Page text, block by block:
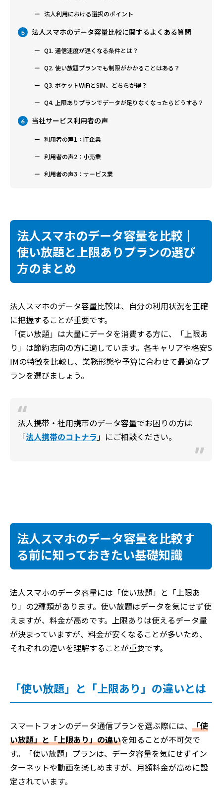
法人利用における選択のポイント
5 法人スマホのデータ容量比較に関するよくある質問
Q1. 通信速度が遅くなる条件とは？
Q2. 使い放題プランでも制限がかかることはある？
Q3. ポケットWiFiとSIM、どちらが得？
Q4. 上限ありプランでデータが足りなくなったらどうする？
6 当社サービス利用者の声
利用者の声1：IT企業
利用者の声2：小売業
利用者の声3：サービス業
法人スマホのデータ容量を比較｜
使い放題と上限ありプランの選び
方のまとめ
法人スマホのデータ容量比較は、自分の利用状況を正確
に把握することが重要です。
「使い放題」は大量にデータを消費する方に、「上限あ
り」は節約志向の方に適しています。各キャリアや格安S
IMの特徴を比較し、業務形態や予算に合わせて最適なプ
ランを選びましょう。
法人携帯・社用携帯のデータ容量でお困りの方は
「法人携帯のコトナラ」にご相談ください。
法人スマホのデータ容量を比較す
る前に知っておきたい基礎知識
法人スマホのデータ容量には「使い放題」と「上限あ
り」の2種類があります。使い放題はデータを気にせず使
えますが、料金が高めです。上限ありは使えるデータ量
が決まっていますが、料金が安くなることが多いため、
それぞれの違いを理解することが重要です。
「使い放題」と「上限あり」の違いとは
スマートフォンのデータ通信プランを選ぶ際には、 「使
い放題」と「上限あり」の違いを知ることが不可欠で
す。「使い放題」プランは、データ容量を気にせずイン
ターネットや動画を楽しめますが、月額料金が高めに設
定されています。